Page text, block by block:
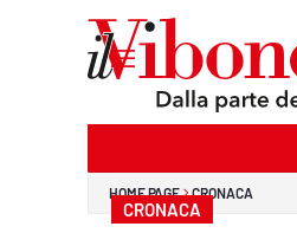
HOME PAGE CRONACA
CRONACA